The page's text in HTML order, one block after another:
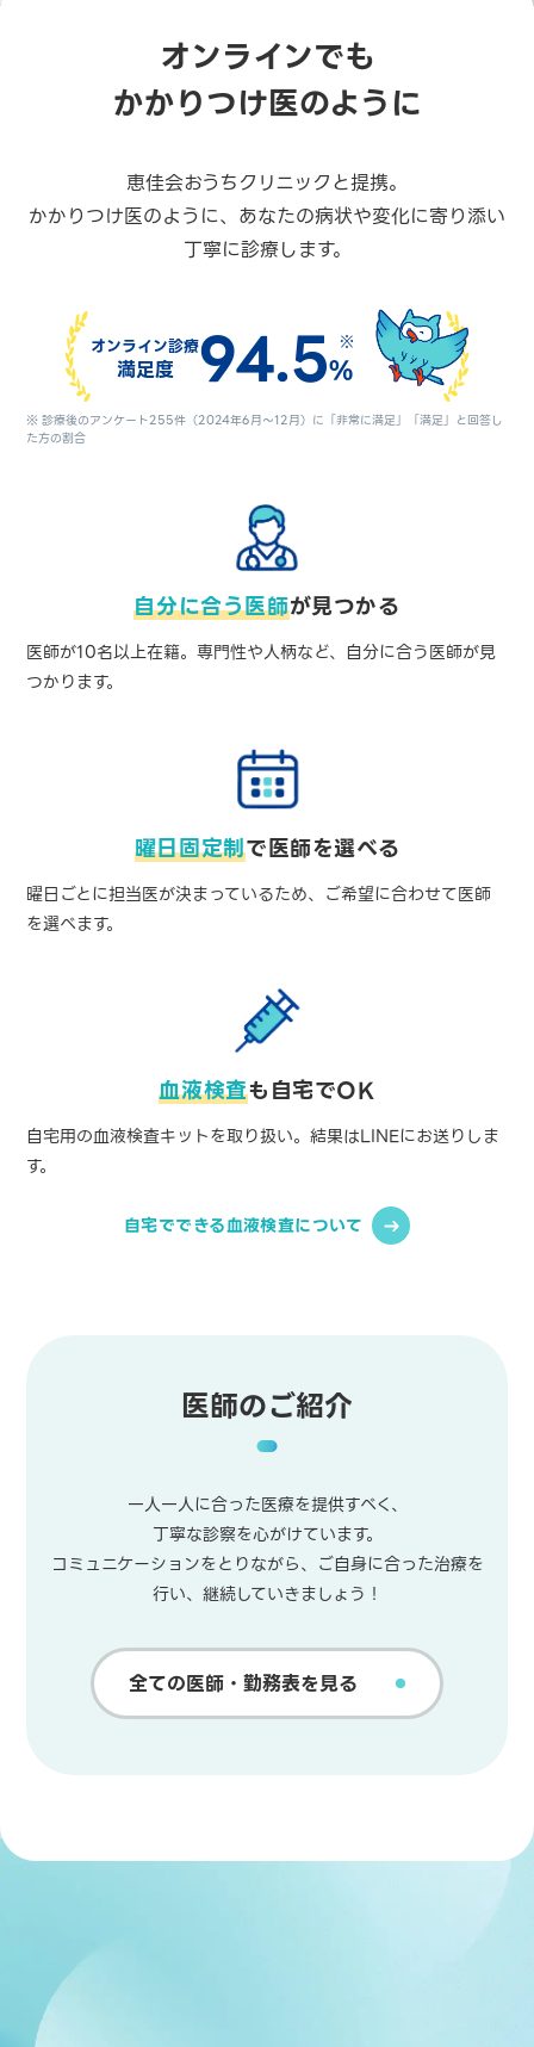
オンラインでも
かかりつけ医のように
恵佳会おうちクリニックと提携。
かかりつけ医のように、あなたの病状や変化に寄り添い
丁寧に診療します。
オンライン診療
満足度 94.5
※ 診療後のアンケート255件（2024年6月～12月）に「非常に満足」「満足」と回答し
た方の割合
自分に合う医師が見つかる
医師が10名以上在籍。専門性や人柄など、自分に合う医師が見
つかります。
曜日固定制で医師を選べる
曜日ごとに担当医が決まっているため、ご希望に合わせて医師
を選べます。
血液検査も自宅でOK
自宅用の血液検査キットを取り扱い。結果はLINEにお送りしま
す。
自宅でできる血液検査について
医師のご紹介
一人一人に合った医療を提供すべく、
丁寧な診察を心がけています。
コミュニケーションをとりながら、ご自身に合った治療を
行い、継続していきましょう！
全ての医師・勤務表を見る